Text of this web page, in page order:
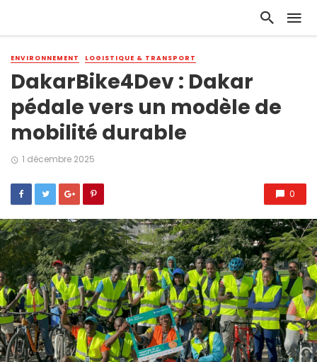
ENVIRONNEMENT LOGISTIQUE & TRANSPORT
DakarBike4Dev : Dakar
pédale vers un modèle de
mobilité durable
1 décembre 2025
0